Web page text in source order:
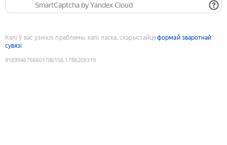
SmartCaptcha by Yandex Cloud
Калі ў вас узніклі праблемы, калі ласка, скарыстайцеформай зваротнай
сувязі
9189946766601786156:1786208319